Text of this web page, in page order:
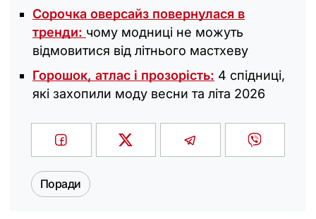
Сорочка оверсайз повернулася в
тренди: чому модниці не можуть
відмовитися від літнього мастхеву
Горошок, атлас і прозорість: 4 спідниці,
які захопили моду весни та літа 2026
Поради